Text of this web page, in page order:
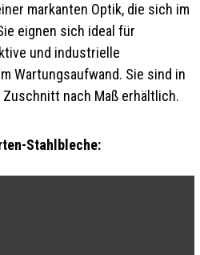
markanten Optik, die sich im
eignen sich ideal für
und industrielle
Wartungsaufwand. Sie sind in
nach Maß erhältlich.
Stahlbleche: